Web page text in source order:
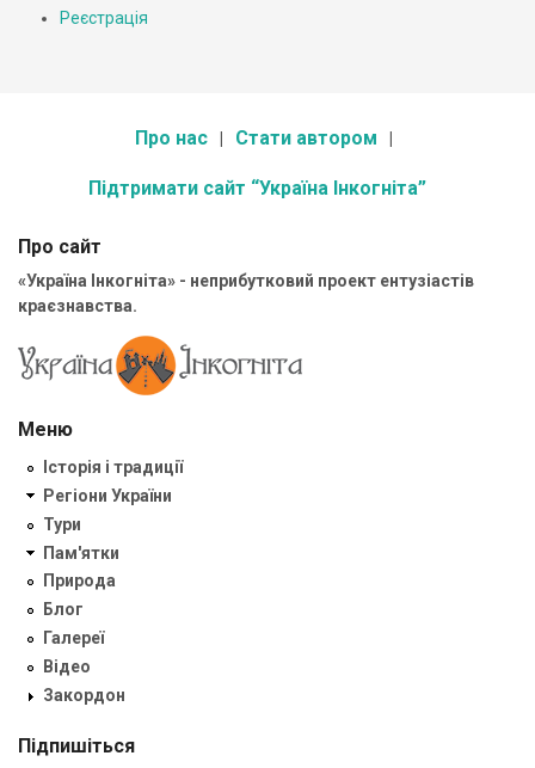
Реєстрація
Про нас Стати автором
Підтримати сайт “Україна Інкогніта”
Про сайт
«Україна Інкогніта» - неприбутковий проект ентузіастів
краєзнавства.
Меню
Історія і традиції
Регіони України
Тури
Пам'ятки
Природа
Блог
Галереї
Відео
Закордон
Підпишіться